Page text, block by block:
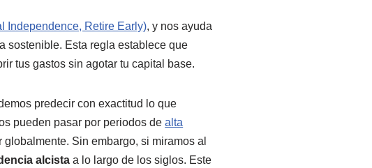
Independence, Retire Early), y nos ayuda
sostenible. Esta regla establece que
tus gastos sin agotar tu capital base.
predecir con exactitud lo que
pueden pasar por periodos dealta
Sin embargo, si miramos al
alcista a lo largo de los siglos. Este